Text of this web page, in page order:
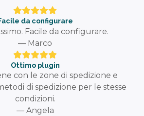
da configurare
Facile da configurare.
— Marco
Ottimo plugin
con le zone di spedizione e
di spedizione per le stesse
condizioni.
— Angela